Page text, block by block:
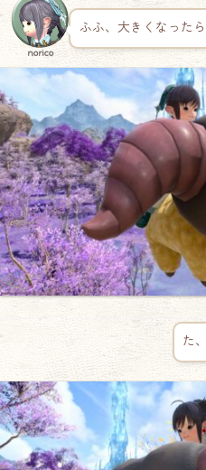
norico
ふふ、大きくなった
た